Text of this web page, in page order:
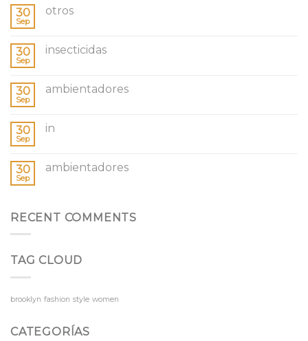
30
Sep
otros
30
Sep
insecticidas
30
Sep
ambientadores
30
Sep
in
30
Sep
ambientadores
RECENT COMMENTS
TAG CLOUD
brooklyn fashion style women
CATEGORÍAS